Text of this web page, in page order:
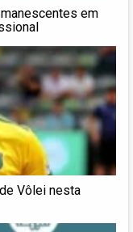
em
Vôlei nesta